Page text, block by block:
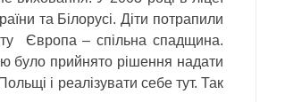
та Білорусі. Діти потрапили
Європа – спільна спадщина.
було прийнято рішення надати
і реалізувати себе тут. Так